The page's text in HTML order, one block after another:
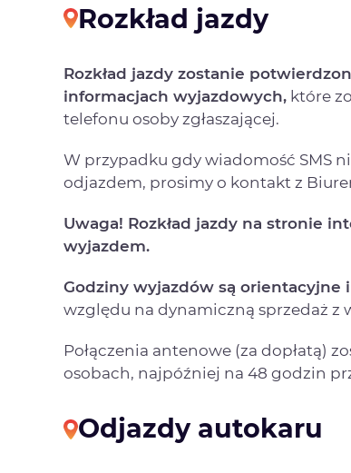
Rozkład jazdy
Rozkład jazdy zostanie
informacjach wyjazdowych, które
telefonu osoby zgłaszającej.
W przypadku gdy wiadomość SMS
odjazdem, prosimy o kontakt z
Uwaga! Rozkład jazdy na stronie
wyjazdem.
Godziny wyjazdów są orientacyjne
względu na dynamiczną sprzedaż z
Połączenia antenowe (za dopłatą)
osobach, najpóźniej na 48 godzin
Odjazdy autokaru